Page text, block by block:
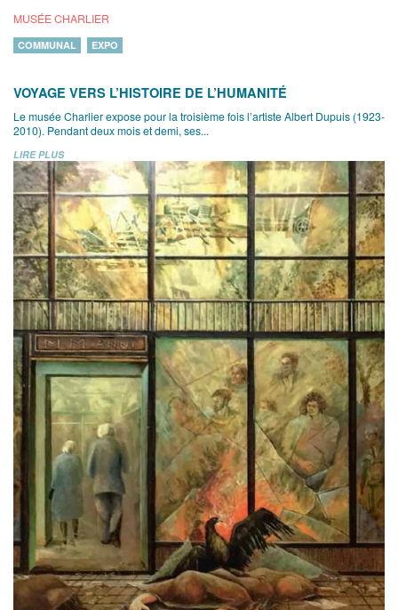
MUSÉE CHARLIER
COMMUNAL EXPO
VOYAGE VERS L’HISTOIRE DE L’HUMANITÉ
Le musée Charlier expose pour la troisième fois l’artiste Albert Dupuis (1923-
2010). Pendant deux mois et demi, ses...
LIRE PLUS